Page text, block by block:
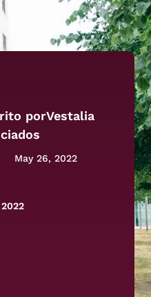
porVestalia
May 26, 2022